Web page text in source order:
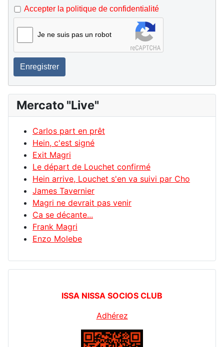
Accepter la politique de confidentialité
Je ne suis pas un robot
Enregistrer
Mercato "Live"
Carlos part en prêt
Hein, c'est signé
Exit Magri
Le départ de Louchet confirmé
Hein arrive, Louchet s'en va suivi par Cho
James Tavernier
Magri ne devrait pas venir
Ca se décante...
Frank Magri
Enzo Molebe
ISSA NISSA SOCIOS CLUB
Adhérez